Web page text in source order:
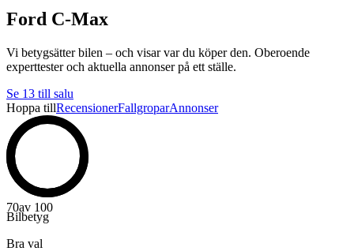
Ford C-Max
Vi betygsätter bilen – och visar var du köper den. Oberoende
experttester och aktuella annonser på ett ställe.
Se 13 till salu
Hoppa tillRecensionerFallgroparAnnonser
70av 100
Bilbetyg
Bra val